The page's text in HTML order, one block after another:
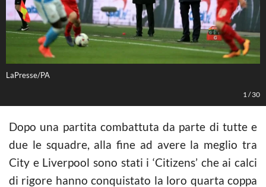
LaPresse/PA
1 /30
Dopo una partita combattuta da parte di tutte e
due le squadre, alla fine ad avere la meglio tra
City e Liverpool sono stati i ‘Citizens’ che ai calci
di rigore hanno conquistato la loro quarta coppa